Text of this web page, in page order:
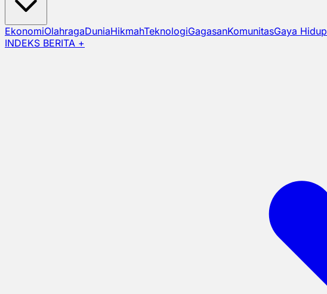
EkonomiOlahragaDuniaHikmahTeknologiGagasanKomunitasGaya Hidup
INDEKS BERITA +